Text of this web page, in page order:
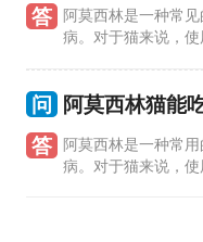
答 阿莫西林是一种常
病。对于猫来说，
问 阿莫西林猫能
答 阿莫西林是一种常
病。对于猫来说，